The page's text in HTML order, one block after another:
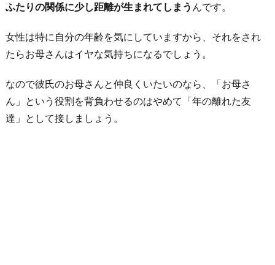
ふたりの関係に少し距離が生まれてしまう んです。
女性は特に自分の年齢を気にしていますから、それをされ
たらお母さんはイヤな気持ちになるでしょう。
なので彼氏のお母さんと仲良くいたいのなら、「お母さ
ん」という役割を背負わせるのはやめて「年の離れた友
達」として接しましょう。